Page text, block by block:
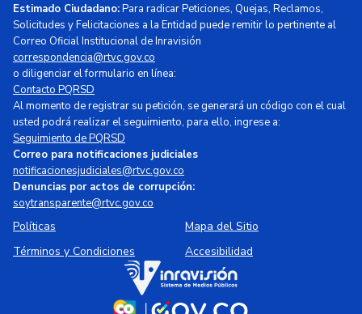
Estimado Ciudadano:Para radicar Peticiones, Quejas, Reclamos,
Solicitudes y Felicitaciones a la Entidad puede remitir lo pertinente al
Correo Oficial Institucional de Inravisión
correspondencia@rtvc.gov.co
o diligenciar el formulario en línea:
Contacto PQRSD
Al momento de registrar su petición, se generará un código con el cual
usted podrá realizar el seguimiento, para ello, ingrese a:
Seguimiento de PQRSD
Correo para notificaciones judiciales
notificacionesjudiciales@rtvc.gov.co
Denuncias por actos de corrupción:
soytransparente@rtvc.gov.co
Políticas
Mapa del Sitio
Términos y Condiciones
Accesibilidad